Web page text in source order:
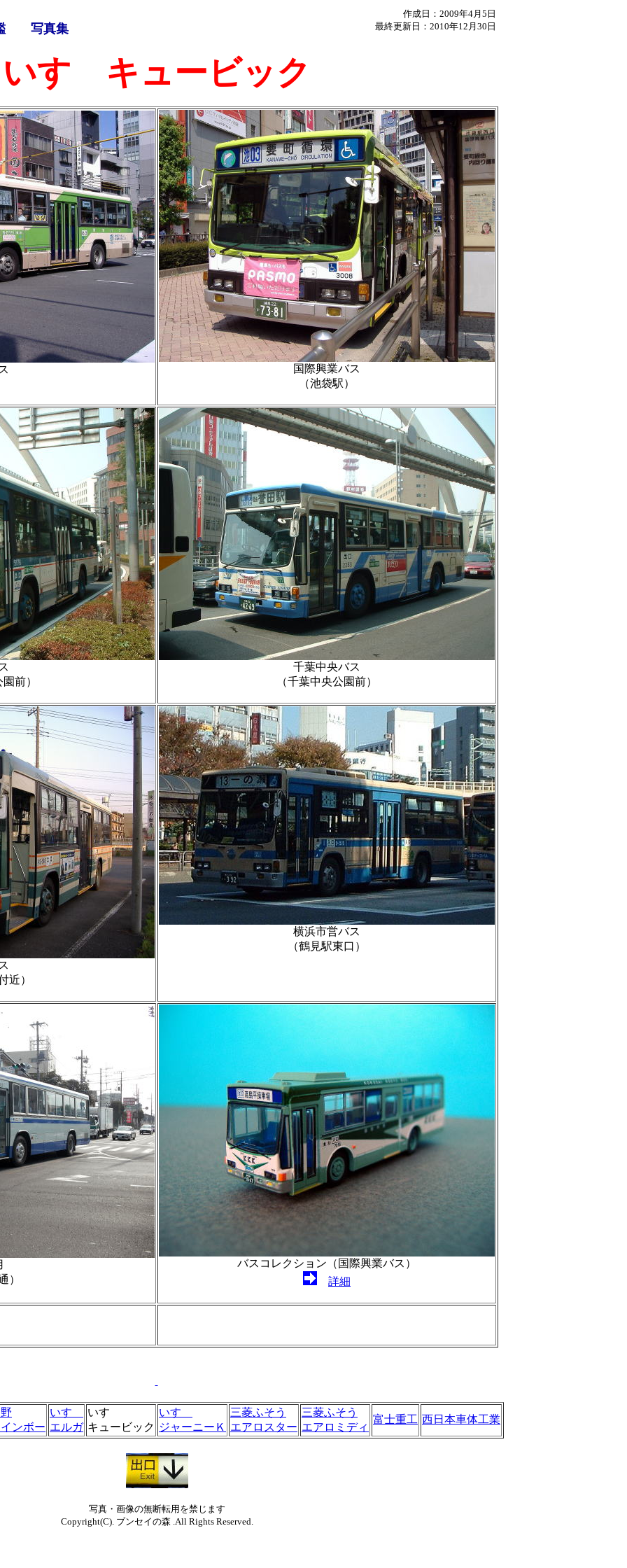
写真集
作成日： 2009年4月5日
最終更新日：2010年12月30日
いすゞキュービック
国際興業バス
（池袋駅）
前）
千葉中央バス
（千葉中央公園前）
近）
横浜市営バス
（鶴見駅東口）
）
バスコレクション（国際興業バス）
詳細
ンボー
いすゞ
エルガ
いすゞ
キュービック
いすゞ
ジャーニーＫ
三菱ふそう
エアロスター
三菱ふそう
エアロミディ
富士重工 西日本車体工業
写真・画像の無断転用を禁じます
Copyright(C). ブンセイの森 .All Rights Reserved.